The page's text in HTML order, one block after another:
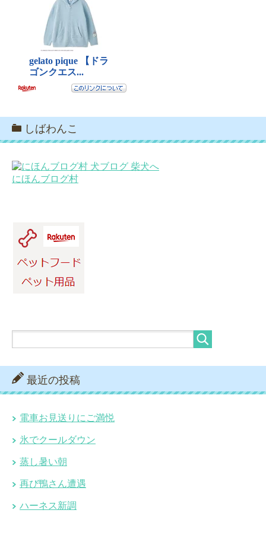
しばわんこ
にほんブログ村
最近の投稿
電車お見送りにご満悦
氷でクールダウン
蒸し暑い朝
再び鴨さん遭遇
ハーネス新調